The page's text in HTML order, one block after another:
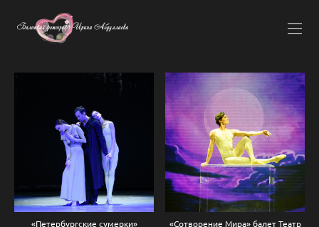
«Петербургские сумерки»
«Сотворение Мира» балет Театр